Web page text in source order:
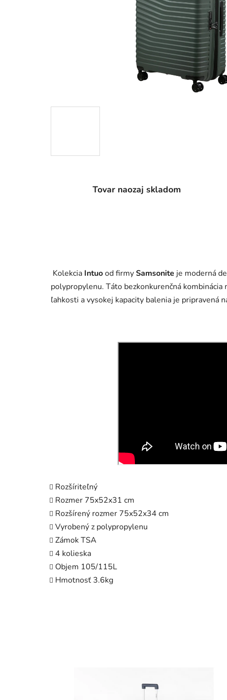
Tovar naozaj skladom
Kolekcia Intuood firmySamsonite je moderná
polypropylenu. Táto bezkonkurenčná
ľahkosti a vysokej kapacity balenia je pripravená
Rozšíriteľný
Rozmer 75x52x31 cm
Rozšírený rozmer 75x52x34 cm
Vyrobený z polypropylenu
Zámok TSA
4 kolieska
Objem 105/115L
Hmotnosť 3.6kg